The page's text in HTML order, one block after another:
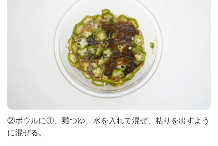
②ボウルに①、麺つゆ、水を入れて混ぜ、粘りを出すよう
に混ぜる。